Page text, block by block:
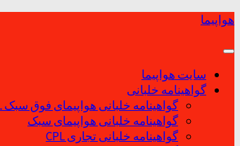
Skip
content
هواپیما
سایت هواپیما
گواهینامه خلبانی
گواهینامه خلبانی هواپیمای فوق سبک UL PPL
گواهینامه خلبانی هواپیمای سبک
گواهینامه خلبانی تجاری CPL